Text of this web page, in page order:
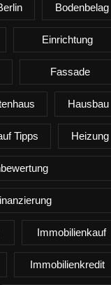
Bodenbelag
Einrichtung
Fassade
Hausbau
Tipps Heizung
Immobilienkauf
Immobilienkredit